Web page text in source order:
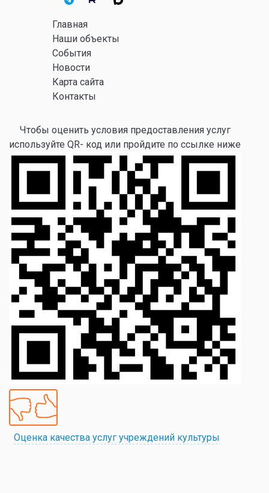
Главная
Наши объекты
События
Новости
Карта сайта
Контакты
Чтобы оценить условия предоставления услуг
используйте QR- код или пройдите по ссылке ниже
Оценка качества услуг учреждений культуры